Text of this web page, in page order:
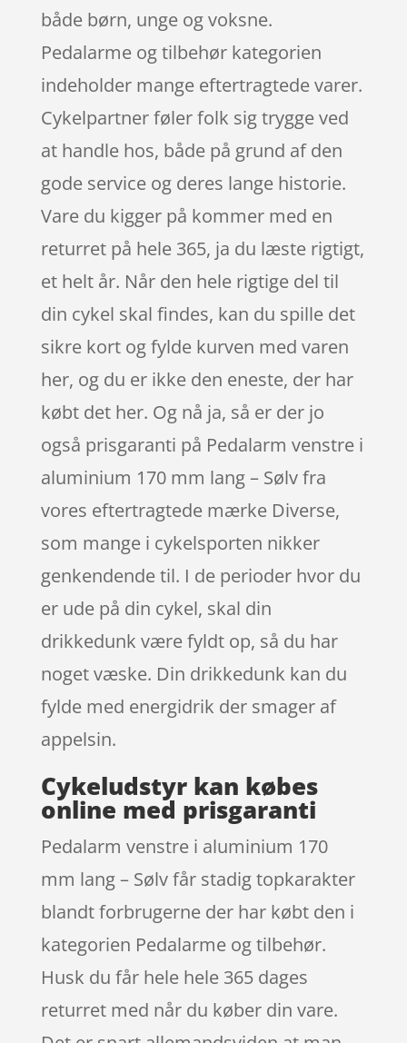
både børn, unge og voksne.
Pedalarme og tilbehør kategorien
indeholder mange eftertragtede varer.
Cykelpartner føler folk sig trygge ved
at handle hos, både på grund af den
gode service og deres lange historie.
Vare du kigger på kommer med en
returret på hele 365, ja du læste rigtigt,
et helt år. Når den hele rigtige del til
din cykel skal findes, kan du spille det
sikre kort og fylde kurven med varen
her, og du er ikke den eneste, der har
købt det her. Og nå ja, så er der jo
også prisgaranti på Pedalarm venstre i
aluminium 170 mm lang – Sølv fra
vores eftertragtede mærke Diverse,
som mange i cykelsporten nikker
genkendende til. I de perioder hvor du
er ude på din cykel, skal din
drikkedunk være fyldt op, så du har
noget væske. Din drikkedunk kan du
fylde med energidrik der smager af
appelsin.
Cykeludstyr kan købes
online med prisgaranti
Pedalarm venstre i aluminium 170
mm lang – Sølv får stadig topkarakter
blandt forbrugerne der har købt den i
kategorien Pedalarme og tilbehør.
Husk du får hele hele 365 dages
returret med når du køber din vare.